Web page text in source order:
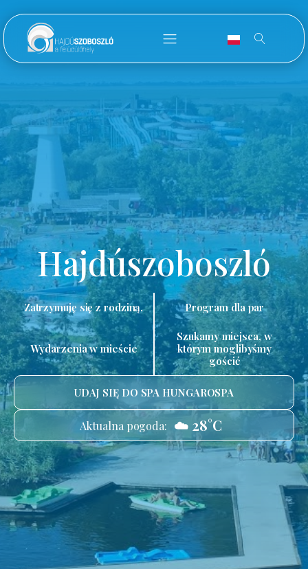
Hajdúszoboszló
Zatrzymuję się z rodziną. Program dla par
Wydarzenia w mieście
Szukamy miejsca, w
którym moglibyśmy
gościć
UDAJ SIĘ DO SPA HUNGAROSPA
Aktualna pogoda: ☁️ 28°C